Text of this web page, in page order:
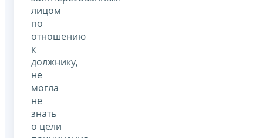
лицом
по
отношению
к
должнику,
не
могла
не
знать
о цели